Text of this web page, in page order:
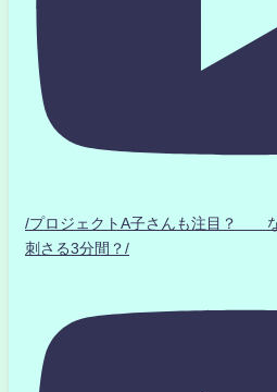
/プロジェクトA子さんも注目？
刺さる3分間？/